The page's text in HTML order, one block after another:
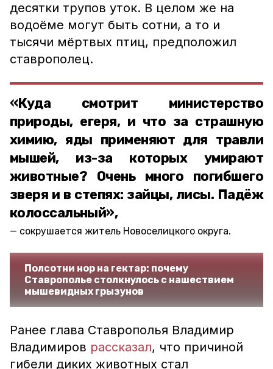
десятки трупов уток. В целом же на
водоёме могут быть сотни, а то и
тысячи мёртвых птиц, предположил
ставрополец.
«Куда смотрит министерство
природы, егеря, и что за страшную
химию, яды применяют для травли
мышей, из-за которых умирают
животные? Очень много погибшего
зверя и в степях: зайцы, лисы. Падёж
колоссальный»,
сокрушается житель Новоселицкого округа.
Полсотни нор на гектар: почему
Ставрополье столкнулось с нашествием
мышевидных грызунов
Ранее глава Ставрополья Владимир
Владимиров рассказал, что причиной
гибели диких животных стал